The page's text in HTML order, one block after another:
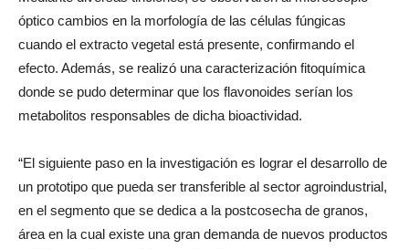
Mediante diversas tinciones, se observaron al microscopio
óptico cambios en la morfología de las células fúngicas
cuando el extracto vegetal está presente, confirmando el
efecto. Además, se realizó una caracterización fitoquímica
donde se pudo determinar que los flavonoides serían los
“El siguiente paso en la investigación es lograr el desarrollo de
un prototipo que pueda ser transferible al sector agroindustrial,
en el segmento que se dedica a la postcosecha de granos,